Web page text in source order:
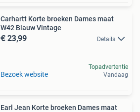
Carhartt Korte broeken Dames maat
W42 Blauw Vintage
€ 23,99 Details
Bezoek website
Topadvertentie
Vandaag
Earl Jean Korte broeken Dames maat